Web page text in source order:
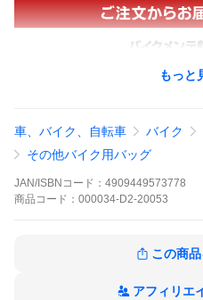
もっと
車、バイク、自転車 バイク
その他バイク用バッグ
JAN/ISBNコード： 4909449573778
商品 コード： 000034-D2-20053
この商
アフィリエ